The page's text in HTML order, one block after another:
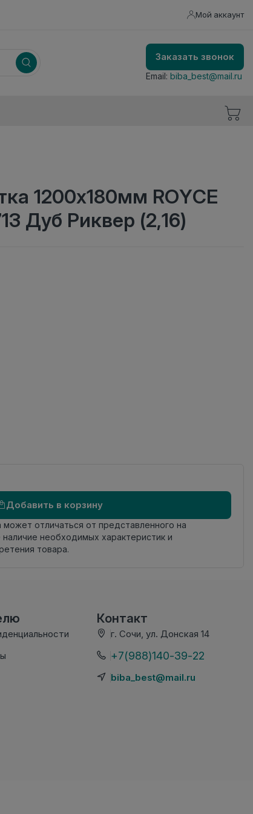
Мой аккаунт
Заказать звонок
Email: biba_best@mail.ru
1200x180мм ROYCE
Дуб Риквер (2,16)
Добавить в корзину
отличаться от представленного на
необходимых характеристик и
товара.
Контакт
г. Сочи, ул. Донская 14
+7(988)140-39-22
biba_best@mail.ru